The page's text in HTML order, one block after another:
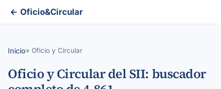
← Oficio&Circular
Inicio» Oficio y Circular
Oficio y Circular del SII: buscador